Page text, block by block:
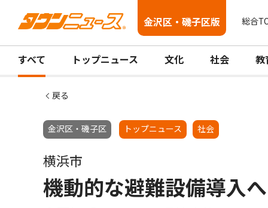
金沢区・磯子区版 総合
すべて トップニュース 文化 社会 教
戻る
金沢区・磯子区 トップニュース 社会
横浜市
機動的な避難設備導入へ